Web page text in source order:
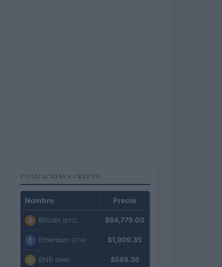
COTIZACIONES CRYPTO
Nombre Precio
Bitcoin (BTC) $64,779.00
Ethereum (ETH) $1,909.35
BNB (BNB) $589.36